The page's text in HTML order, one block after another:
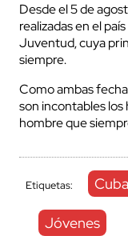
Desde el 5 de
realizadas en el
Juventud, cuya
siempre.
Como ambas
son incontables los
hombre que
Etiquetas: Cuba
Jóvenes